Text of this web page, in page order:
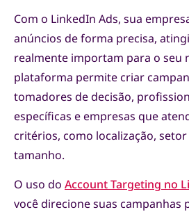
Com o LinkedIn Ads, sua
anúncios de forma precisa,
realmente importam para o seu
plataforma permite criar
tomadores de decisão,
específicas e empresas que
critérios, como localização,
tamanho.
O uso do Account Targeting no
você direcione suas campanhas